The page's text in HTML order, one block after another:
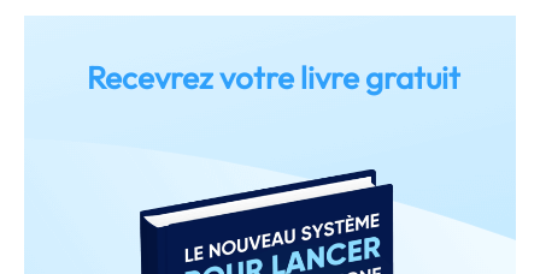
Recevrez votre livre gratuit